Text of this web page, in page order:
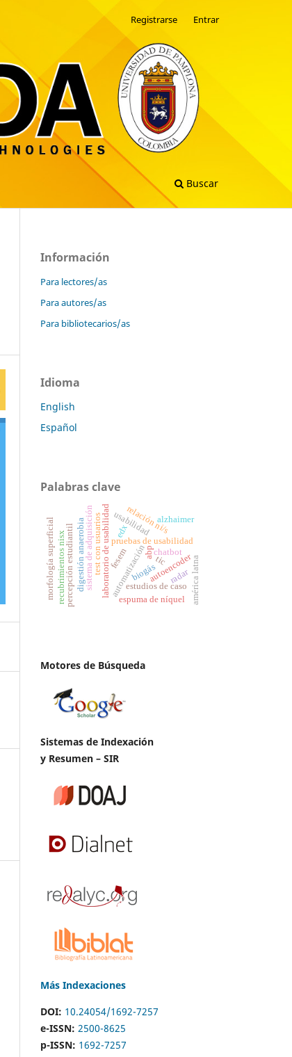
Buscar
Registrarse Entrar
Información
Para lectores/as
Para autores/as
Para bibliotecarios/as
Idioma
English
Español
Palabras clave
laboratorio de usabilidad pruebas de usabilidad
test con usuarios usabilidad
sistema de adquisición
digestión anaerobia automatización
biogásautoencoder
abp
estudios de caso
percepción estudiantil espuma de níquel
recubrimientos nisx fesem
edx
morfología superficial relación ni/s
chatbot
alzhaimer
tic américa latna
radar
Motores de Búsqueda
Sistemas de Indexación
y Resumen – SIR
Más Indexaciones
DOI: 10.24054/1692-7257
e-ISSN: 2500-8625
p-ISSN: 1692-7257